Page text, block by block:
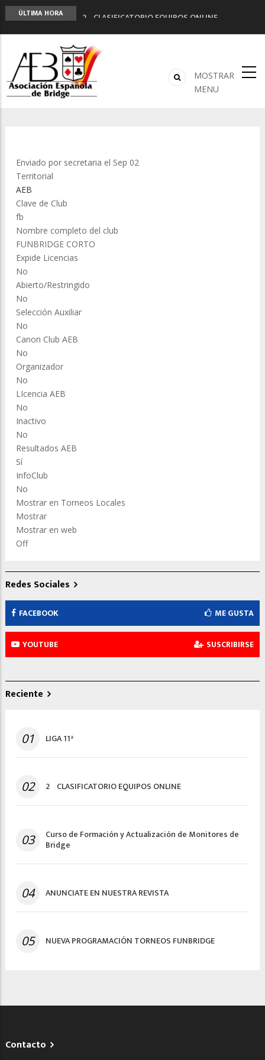
ÚLTIMA HORA
2º CLASIFICATORIO EQUIPOS ONLINE
Monitores de Bridge
ANUNCIATE EN NUESTRA REVISTA
NUEVA PROGRAMACIÓN TORNEOS FUNBRIDGE
MOSTRAR
MENU
Enviado por secretaria el Sep 02
Territorial
AEB
Clave de Club
fb
Nombre completo del club
FUNBRIDGE CORTO
Expide Licencias
No
Abierto/Restringido
No
Selección Auxiliar
No
Canon Club AEB
No
Organizador
No
LIcencia AEB
No
Inactivo
No
Resultados AEB
Sí
InfoClub
No
Mostrar en Torneos Locales
Mostrar
Mostrar en web
Off
Redes Sociales
FACEBOOK ME GUSTA
YOUTUBE SUSCRIBIRSE
Reciente
01 LIGA 11ª
02 2º CLASIFICATORIO EQUIPOS ONLINE
03 Curso de Formación y Actualización de Monitores de
Bridge
04 ANUNCIATE EN NUESTRA REVISTA
05 NUEVA PROGRAMACIÓN TORNEOS FUNBRIDGE
Contacto